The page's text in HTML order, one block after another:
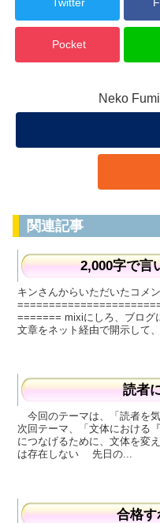
Pocket
Neko
関連記事
2,000字で言
キンさんからいただいたコメ
======= mixiにしろ、ブログ
文章をネット経由で開示して
読者
今回のテーマは、「読者を
次回テーマ、「文体における
につなげるために、文体を変
は存在しない 先日の...
合格す